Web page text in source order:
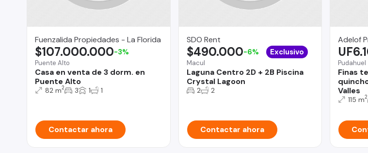
Fuenzalida Propiedades - La Florida
Puente Alto
Casa en venta de 3 dorm. en
Puente Alto
$107.000.000-3%
82 m2 3 1 1
Contactar ahora
SDO Rent
Macul
Laguna Centro 2D + 2B Piscina
Crystal Lagoon
$490.000-6% Exclusivo
2 2
Contactar ahora
Adelof
Pudahuel
Finas
Valles
115 m2